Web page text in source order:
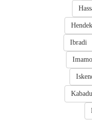
Hendek
Ibradi